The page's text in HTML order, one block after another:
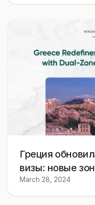
Греция
визы: новые
March 28, 2024